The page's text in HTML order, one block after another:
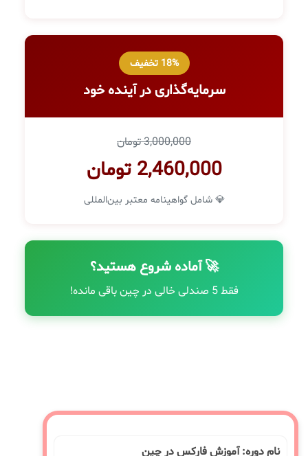
18% تخفیف
سرمایه‌گذاری در آینده خود
3,000,000 تومان
2,460,000 تومان
💎 شامل گواهینامه معتبر بین‌المللی
🚀 آماده شروع هستید؟
فقط 5 صندلی خالی در چین باقی مانده!
نام دوره: آموزش فارکس در چین